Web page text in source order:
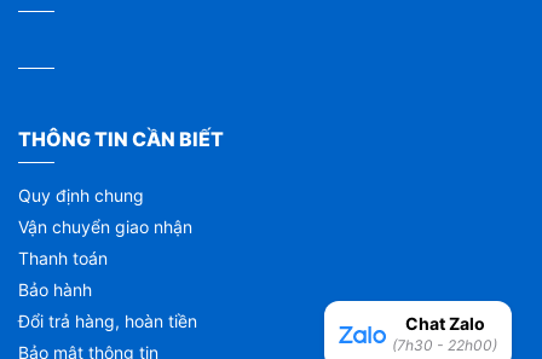
THÔNG TIN CẦN BIẾT
Quy định chung
Vận chuyển giao nhận
Thanh toán
Bảo hành
Đổi trả hàng, hoàn tiền
Bảo mật thông tin
Chat Zalo
(7h30 - 22h00)